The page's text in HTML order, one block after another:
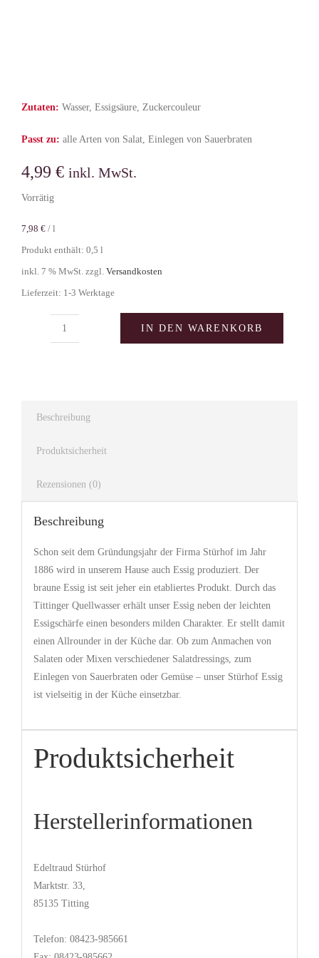
Zutaten: Wasser, Essigsäure, Zuckercouleur
Passt zu: alle Arten von Salat, Einlegen von Sauerbraten
4,99 € inkl. MwSt.
Vorrätig
7,98 €/ l
Produkt enthält: 0,5 l
inkl. 7 % MwSt. zzgl. Versandkosten
Lieferzeit: 1-3 Werktage
IN DEN WARENKORB
Beschreibung
Produktsicherheit
Rezensionen (0)
Beschreibung
Schon seit dem Gründungsjahr der Firma Stürhofim Jahr
1886 wird in unserem Hause auch Essig produziert. Der
braune Essig ist seit jeher ein etabliertes Produkt. Durch das
Tittinger Quellwasser erhält unser Essig neben der leichten
Essigschärfe einen besonders milden Charakter. Er stelltdamit
einen Allrounder in der Küche dar. Ob zum Anmachen von
Salaten oder Mixen verschiedener Salatdressings, zum
Einlegen von Sauerbraten oder Gemüse – unser StürhofEssig
ist vielseitig in der Küche einsetzbar.
Produktsicherheit
Herstellerinformationen
Edeltraud Stürhof
Marktstr. 33,
85135 Titting
Telefon: 08423-985661